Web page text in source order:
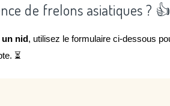
de frelons asiatiques ? 👍
un nid, utilisez le formulaire ci-dessous
⏳